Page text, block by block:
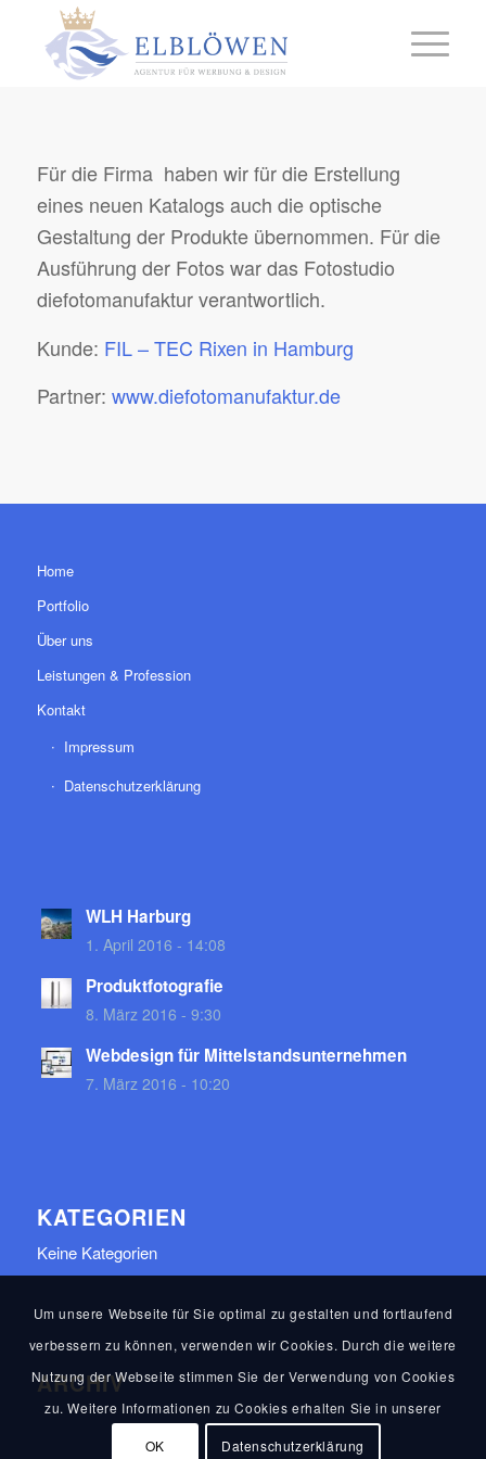
Für die Firma haben wir für die Erstellung
eines neuen Katalogs auch die optische
Gestaltung der Produkte übernommen. Für die
Ausführung der Fotos war das Fotostudio
diefotomanufaktur verantwortlich.
Kunde: FIL – TEC Rixen in Hamburg
Partner: www.diefotomanufaktur.de
Home
Portfolio
Über uns
Leistungen & Profession
Kontakt
Impressum
Datenschutzerklärung
WLH Harburg
1. April 2016 - 14:08
Produktfotografie
8. März 2016 - 9:30
Webdesign für Mittelstandsunternehmen
7. März 2016 - 10:20
KATEGORIEN
Keine Kategorien
ARCHIV
Um unsere Webseite für Sie optimal zu gestalten und fortlaufend
verbessern zu können, verwenden wir Cookies. Durch die weitere
Nutzung der Webseite stimmen Sie der Verwendung von Cookies
zu. Weitere Informationen zu Cookies erhalten Sie in unserer
OK Datenschutzerklärung